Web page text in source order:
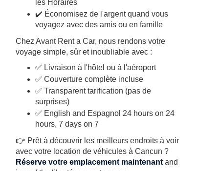
les Horaires
✔️ Économisez de l'argent quand vous
voyagez avec des amis ou en famille
Chez Avant Rent a Car, nous rendons votre
voyage simple, sûr et inoubliable avec :
✅ Livraison à l'hôtel ou à l'aéroport
✅ Couverture complète incluse
✅ Transparent tarification (pas de
surprises)
✅ English and Espagnol 24 hours on 24
hours, 7 days on 7
👉 Prêt à découvrir les meilleurs endroits à voir
avec votre location de véhicules à Cancun ?
Réserve votre emplacement maintenant and